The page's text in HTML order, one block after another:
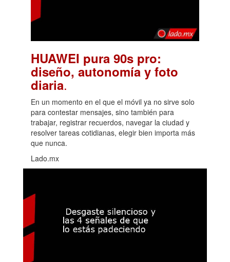
HUAWEI pura 90s pro:
diseño, autonomía y foto
diaria.
En un momento en el que el móvil ya no sirve solo
para contestar mensajes, sino también para
trabajar, registrar recuerdos, navegar la ciudad y
resolver tareas cotidianas, elegir bien importa más
que nunca.
Lado.mx